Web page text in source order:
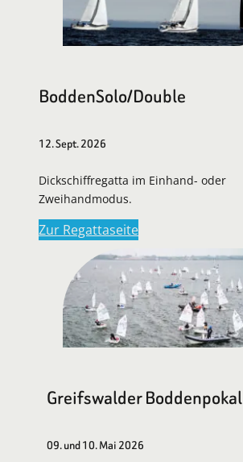
BoddenSolo/Double
12. Sept. 2026
Dickschiffregatta im Einhand- oder
Zweihandmodus.
Zur Regattaseite
Greifswalder Boddenpokal
09. und 10. Mai 2026